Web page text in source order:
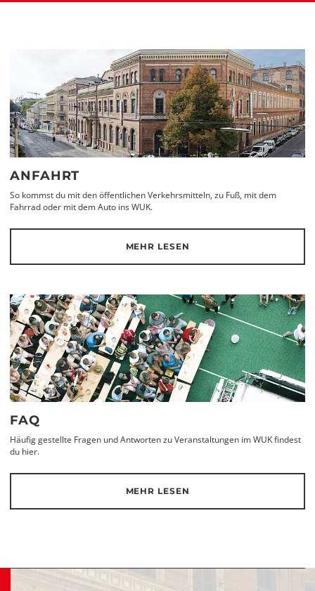
ANFAHRT
So kommst du mit den öffentlichen Verkehrsmitteln, zu Fuß, mit dem
Fahrrad oder mit dem Auto ins WUK.
MEHR LESEN
FAQ
Häufig gestellte Fragen und Antworten zu Veranstaltungen im WUK findest
du hier.
MEHR LESEN